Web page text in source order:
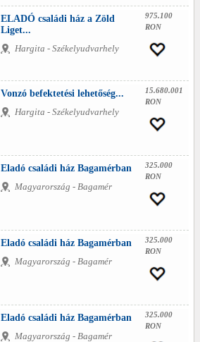
ELADÓ családi ház a Zöld
Liget...
Hargita - Székelyudvarhely
975.100
RON
Vonzó befektetési lehetőség...
Hargita - Székelyudvarhely
15.680.001
RON
Eladó családi ház Bagamérban
Magyarország - Bagamér
325.000
RON
Eladó családi ház Bagamérban
Magyarország - Bagamér
325.000
RON
Eladó családi ház Bagamérban
Magyarország - Bagamér
325.000
RON